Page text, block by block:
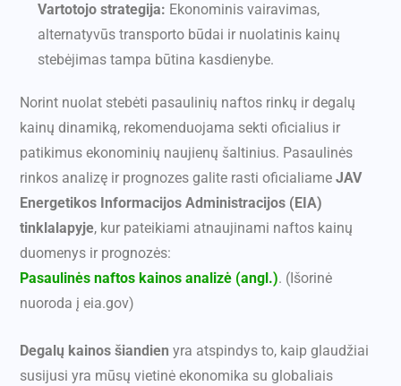
Vartotojo strategija: Ekonominis vairavimas,
alternatyvūs transporto būdai ir nuolatinis kainų
stebėjimas tampa būtina kasdienybe.
Norint nuolat stebėti pasaulinių naftos rinkų ir degalų
kainų dinamiką, rekomenduojama sekti oficialius ir
patikimus ekonominių naujienų šaltinius. Pasaulinės
rinkos analizę ir prognozes galite rasti oficialiame JAV
Energetikos Informacijos Administracijos (EIA)
tinklalapyje, kur pateikiami atnaujinami naftos kainų
duomenys ir prognozės:
Pasaulinės naftos kainos analizė (angl.). (Išorinė
nuoroda į eia.gov)
Degalų kainos šiandien yra atspindys to, kaip glaudžiai
susijusi yra mūsų vietinė ekonomika su globaliais